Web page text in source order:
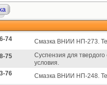
74 Смазка ВНИИ НП-273.
75
Суспензия для
условия.
76
Смазка ВНИИ НП-248.